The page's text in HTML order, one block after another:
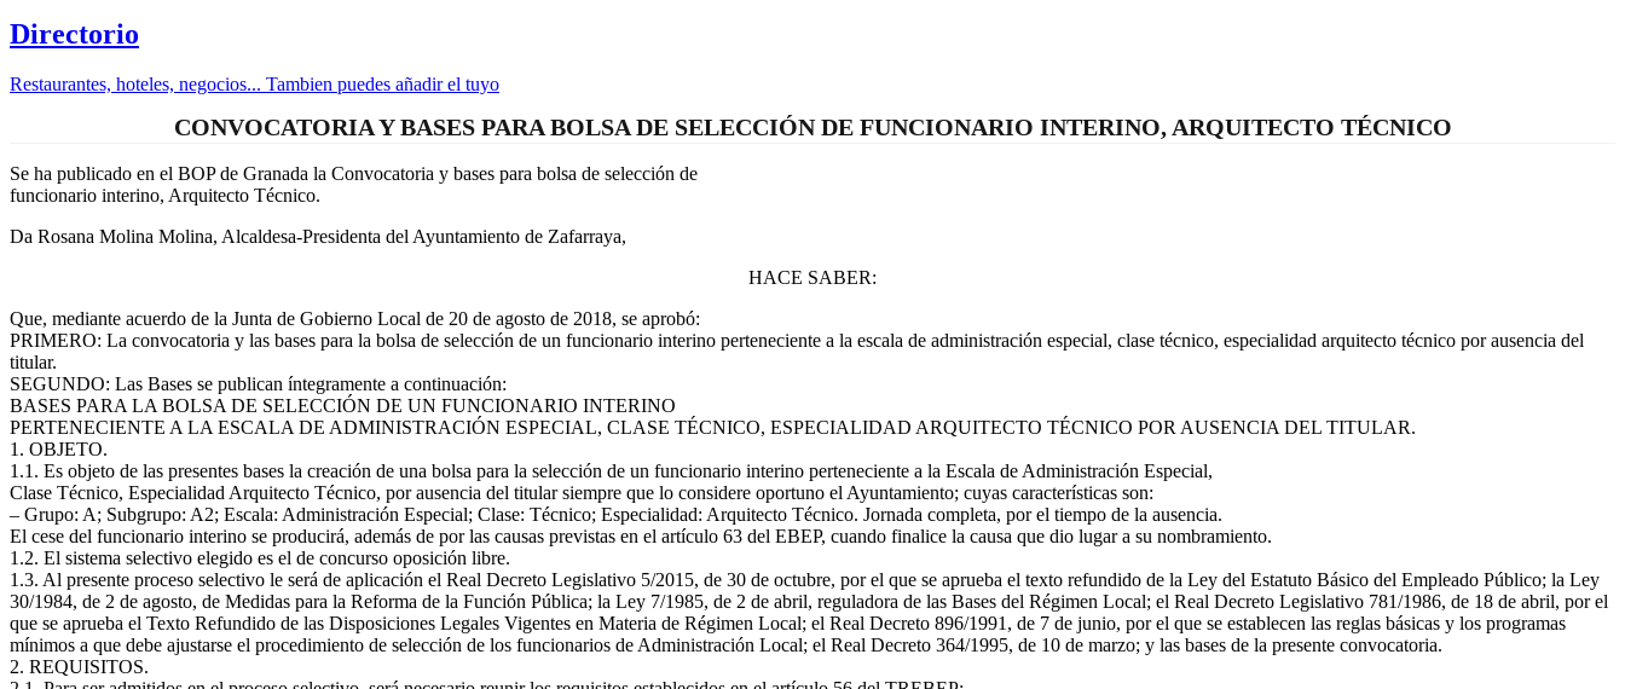
Directorio
Restaurantes, hoteles, negocios... Tambien puedes añadir el tuyo
CONVOCATORIA Y BASES PARA BOLSA DE SELECCIÓN DE FUNCIONARIO INTERINO, ARQUITECTO TÉCNICO
Se ha publicado en el BOP de Granada la Convocatoria y bases para bolsa de selección de
funcionario interino, Arquitecto Técnico.
Da Rosana Molina Molina, Alcaldesa-Presidenta del Ayuntamiento de Zafarraya,
HACE SABER:
Que, mediante acuerdo de la Junta de Gobierno Local de 20 de agosto de 2018, se aprobó:
PRIMERO: La convocatoria y las bases para la bolsa de selección de un funcionario interino perteneciente a la escala de administración especial, clase técnico, especialidad arquitecto técnico por ausencia del
titular.
SEGUNDO: Las Bases se publican íntegramente a continuación:
BASES PARA LA BOLSA DE SELECCIÓN DE UN FUNCIONARIO INTERINO
PERTENECIENTE A LA ESCALA DE ADMINISTRACIÓN ESPECIAL, CLASE TÉCNICO, ESPECIALIDAD ARQUITECTO TÉCNICO POR AUSENCIA DEL TITULAR.
1. OBJETO.
1.1. Es objeto de las presentes bases la creación de una bolsa para la selección de un funcionario interino perteneciente a la Escala de Administración Especial,
Clase Técnico, Especialidad Arquitecto Técnico, por ausencia del titular siempre que lo considere oportuno el Ayuntamiento; cuyas características son:
– Grupo: A; Subgrupo: A2; Escala: Administración Especial; Clase: Técnico; Especialidad: Arquitecto Técnico. Jornada completa, por el tiempo de la ausencia.
El cese del funcionario interino se producirá, además de por las causas previstas en el artículo 63 del EBEP, cuando finalice la causa que dio lugar a su nombramiento.
1.2. El sistema selectivo elegido es el de concurso oposición libre.
1.3. Al presente proceso selectivo le será de aplicación el Real Decreto Legislativo 5/2015, de 30 de octubre, por el que se aprueba el texto refundido de la Ley del Estatuto Básico del Empleado Público; la Ley
30/1984, de 2 de agosto, de Medidas para la Reforma de la Función Pública; la Ley 7/1985, de 2 de abril, reguladora de las Bases del Régimen Local; el Real Decreto Legislativo 781/1986, de 18 de abril, por el
que se aprueba el Texto Refundido de las Disposiciones Legales Vigentes en Materia de Régimen Local; el Real Decreto 896/1991, de 7 de junio, por el que se establecen las reglas básicas y los programas
mínimos a que debe ajustarse el procedimiento de selección de los funcionarios de Administración Local; el Real Decreto 364/1995, de 10 de marzo; y las bases de la presente convocatoria.
2. REQUISITOS.